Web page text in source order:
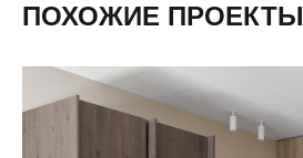
ПОХОЖИЕ ПРОЕКТЫ